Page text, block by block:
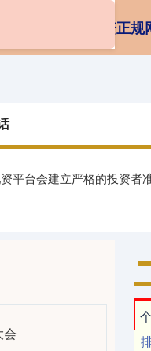
配资正
台会建立严格的投资
会